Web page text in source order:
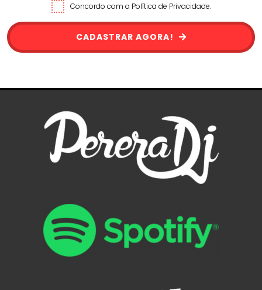
Concordo com a Política de Privacidade.
CADASTRAR AGORA!